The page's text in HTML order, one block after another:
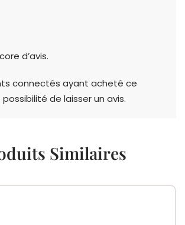
d’avis.
connectés ayant acheté ce
de laisser un avis.
Similaires